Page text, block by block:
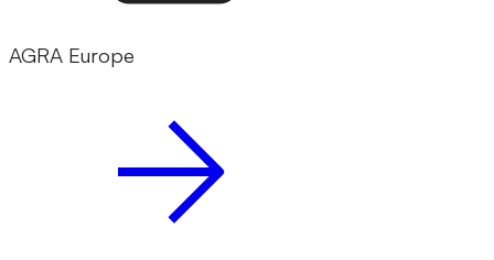
AGRA Europe